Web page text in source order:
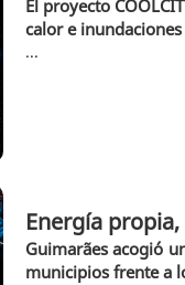
El proyecto
calor e inundaciones
...
Energía
Guimarães acogió
municipios frente a